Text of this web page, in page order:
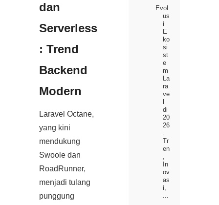
dan
Serverless
: Trend
Backend
Modern
Laravel Octane,
yang kini
mendukung
Swoole dan
RoadRunner,
menjadi tulang
punggung
Evol
us
i
E
ko
si
st
e
m
La
ra
ve
di
20
26
:
Tr
en
In
ov
as
i,